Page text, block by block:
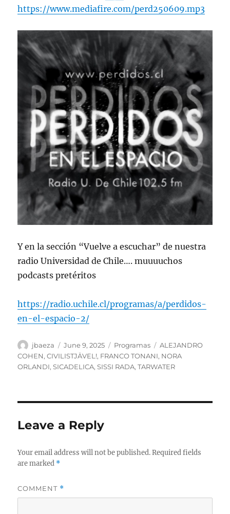
https://www.mediafire.com/perd250609.mp3
Y en la sección “Vuelve a escuchar” de nuestra
radio Universidad de Chile…. muuuuchos
podcasts pretéritos
https://radio.uchile.cl/programas/a/perdidos-
en-el-espacio-2/
Author
jbaeza
Posted
on
June 9, 2025 Categories
Programas Tags
ALEJANDRO
COHEN,CIVILISTJÄVEL!, FRANCO TONANI, NORA
ORLANDI,SICADELICA,SISSI RADA,TARWATER
Leave a Reply
Your email address will not be published. Required fields
are marked *
COMMENT *